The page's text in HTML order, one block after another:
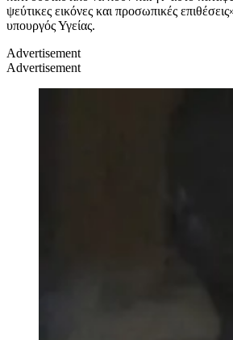
ψεύτικες εικόνες και προσωπικές
υπουργός Υγείας.
Advertisement
Advertisement